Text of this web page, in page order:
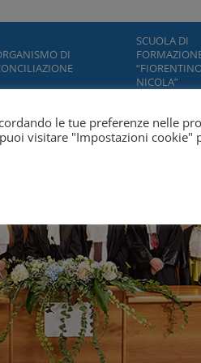
DI
SCUOLA DI
NICOLA”
le tue preferenze nelle
visitare "Impostazioni cookie"